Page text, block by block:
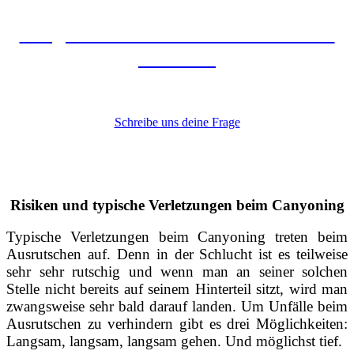
Schreibe uns deine Frage
Risiken und typische Verletzungen beim Canyoning
Typische Verletzungen beim Canyoning treten beim
Ausrutschen auf. Denn in der Schlucht ist es teilweise
sehr sehr rutschig und wenn man an seiner solchen
Stelle nicht bereits auf seinem Hinterteil sitzt, wird man
zwangsweise sehr bald darauf landen. Um Unfälle beim
Ausrutschen zu verhindern gibt es drei Möglichkeiten:
Langsam, langsam, langsam gehen. Und möglichst tief.